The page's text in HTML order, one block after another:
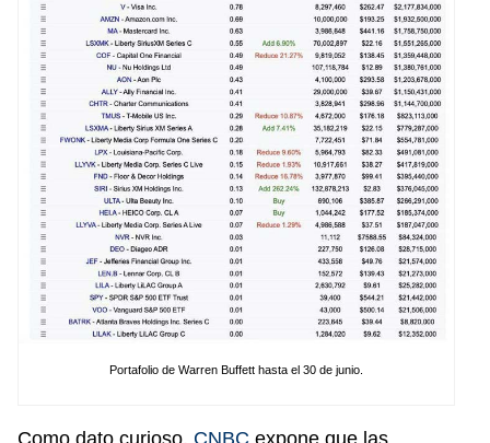
Portafolio de Warren Buffett hasta el 30 de junio.